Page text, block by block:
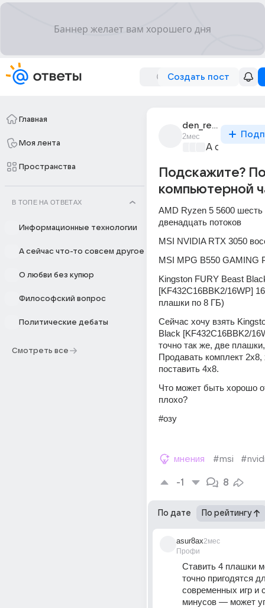
Создать пост
Главная
Моя лента
Пространства
В ТОПЕ НА ОТВЕТАХ
Информационные технологии
А сейчас что-то совсем другое
О любви без купюр
Философский вопрос
Политические дебаты
Смотреть все
den_rechnik
2мес
А сейчас
Подскажите?
компьютерной
AMD Ryzen 5 5600 шесть
двенадцать потоков
‎MSI NVIDIA RTX 3050
‎MSI MPG B550 GAMING
‎Kingston FURY Beast
[KF432C16BBK2/16WP]
плашки по 8 ГБ)
Сейчас хочу взять
Black [KF432C16BBK2/
точно так же, две
Продавать комплект
поставить 4х8.
Что может быть хорошо
плохо?
#озу
мнения #msi
-1 8
По дате По рейтингу
asur8ax
Профи
2мес
Ставить 4 плашки
точно пригодятся
современных игр и
минусов — может